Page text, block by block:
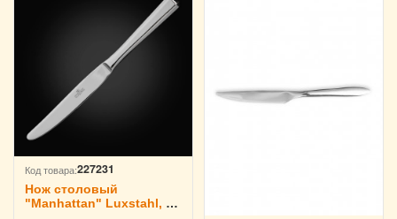
Код товара:227231
Нож столовый
"Manhattan" Luxstahl, 1